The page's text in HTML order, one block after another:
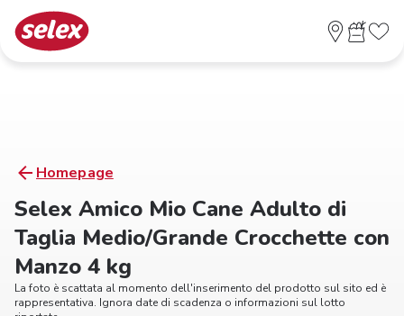
Homepage
Selex Amico Mio Cane Adulto di
Taglia Medio/Grande Crocchette con
Manzo 4 kg
La foto è scattata al momento dell'inserimento del prodotto sul sito ed è
rappresentativa. Ignora date di scadenza o informazioni sul lotto